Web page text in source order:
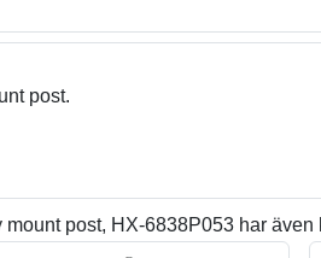
post.
post, HX-6838P053 har även